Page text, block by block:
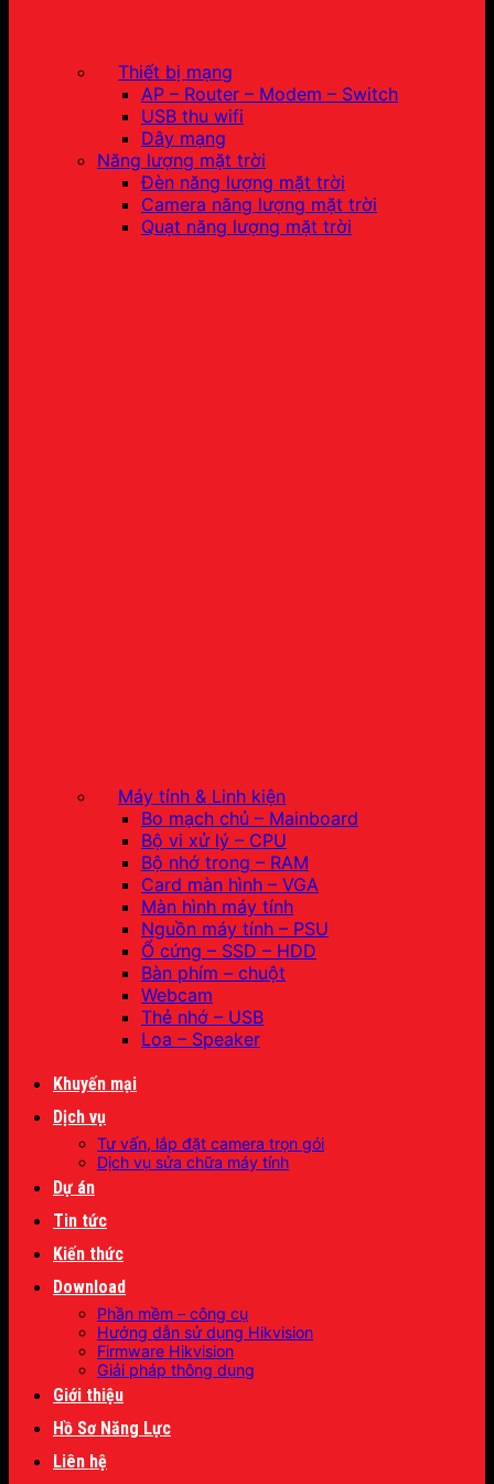
Thiết bị mạng
AP – Router – Modem – Switch
USB thu wifi
Dây mạng
Năng lượng mặt trời
Đèn năng lượng mặt trời
Camera năng lượng mặt trời
Quạt năng lượng mặt trời
Máy tính & Linh kiện
Bo mạch chủ – Mainboard
Bộ vi xử lý – CPU
Bộ nhớ trong – RAM
Card màn hình – VGA
Màn hình máy tính
Nguồn máy tính – PSU
Ổ cứng – SSD – HDD
Bàn phím – chuột
Webcam
Thẻ nhớ – USB
Loa – Speaker
Khuyến mại
Dịch vụ
Tư vấn, lắp đặt camera trọn gói
Dịch vụ sửa chữa máy tính
Dự án
Tin tức
Kiến thức
Download
Phần mềm – công cụ
Hướng dẫn sử dụng Hikvision
Firmware Hikvision
Giải pháp thông dụng
Giới thiệu
Hồ Sơ Năng Lực
Liên hệ